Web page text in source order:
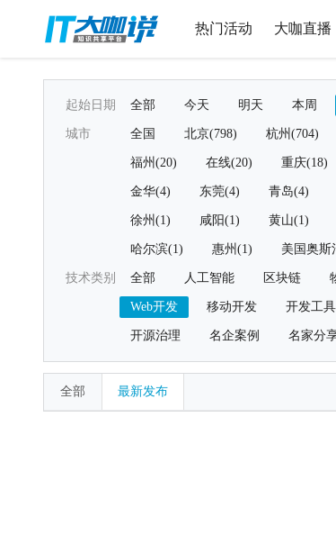
热门活动 大咖直播
起始日期 全部 今天 明天 本周
城市 全国 北京(798) 杭州(704)
福州(20) 在线(20) 重庆(18)
金华(4) 东莞(4) 青岛(4)
徐州(1) 咸阳(1) 黄山(1)
哈尔滨(1) 惠州(1) 美国奥斯
技术类别 全部 人工智能 区块链
Web开发 移动开发 开发工具
开源治理 名企案例 名家分
全部 最新发布